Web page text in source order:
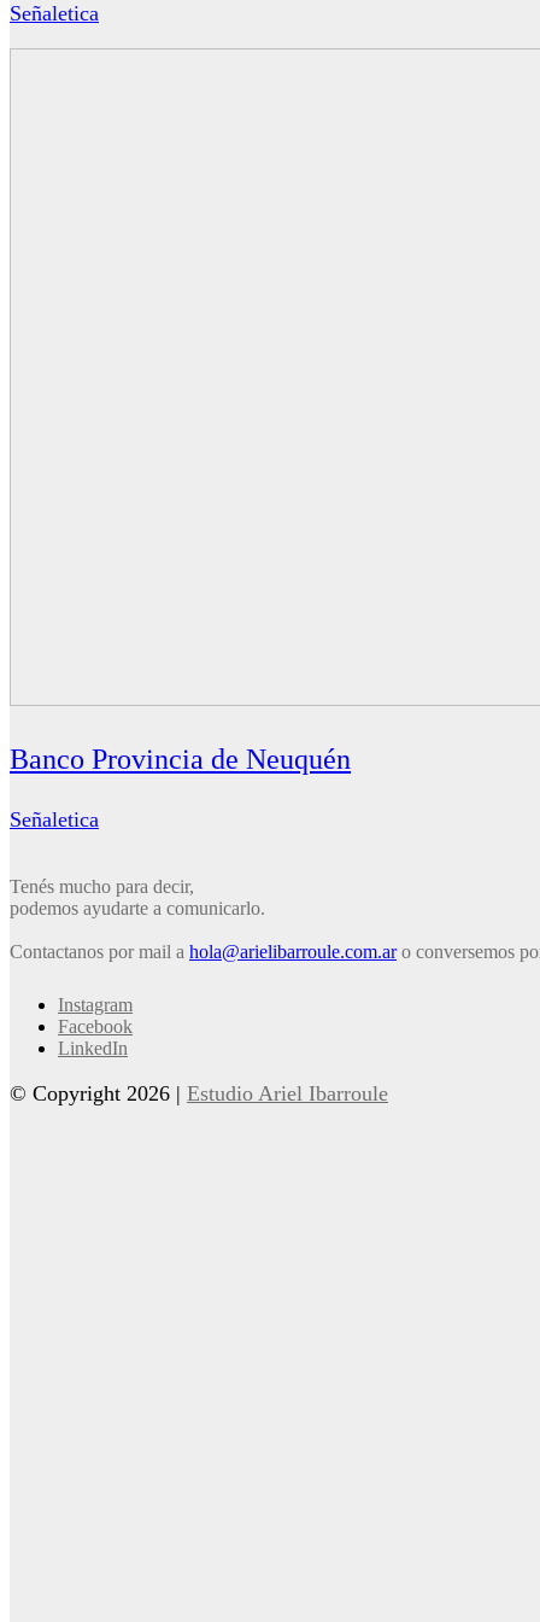
Señaletica
Banco Provincia de Neuquén
Señaletica
Tenés mucho para decir,
podemos ayudarte a comunicarlo.
Contactanos por mail a hola@arielibarroule.com.aro conversemos
Instagram
Facebook
LinkedIn
© Copyright 2026 | Estudio Ariel Ibarroule